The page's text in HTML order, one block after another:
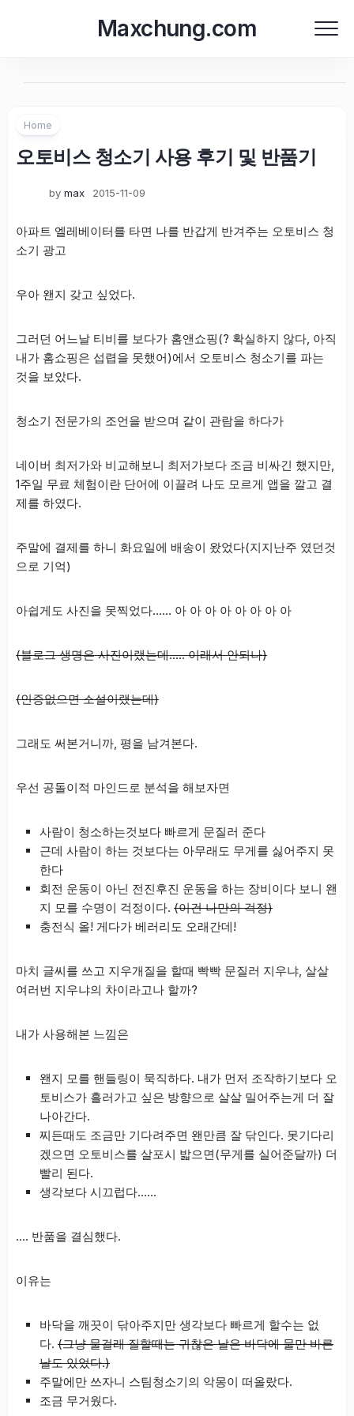
Maxchung.com
Home
오토비스 청소기 사용 후기 및 반품기
by max 2015-11-09
아파트 엘레베이터를 타면 나를 반갑게 반겨주는 오토비스 청
소기 광고
우아 왠지 갖고 싶었다.
그러던 어느날 티비를 보다가 홈앤쇼핑(? 확실하지 않다, 아직
내가 홈쇼핑은 섭렵을 못했어)에서 오토비스 청소기를 파는
것을 보았다.
청소기 전문가의 조언을 받으며 같이 관람을 하다가
네이버 최저가와 비교해보니 최저가보다 조금 비싸긴 했지만,
1주일 무료 체험이란 단어에 이끌려 나도 모르게 앱을 깔고 결
제를 하였다.
주말에 결제를 하니 화요일에 배송이 왔었다(지지난주 였던것
으로 기억)
아쉽게도 사진을 못찍었다…… 아 아 아 아 아 아 아 아
(블로그 생명은 사진이랬는데….. 이래서 안되나)
(인증없으면 소설이랬는데)
그래도 써본거니까, 평을 남겨본다.
우선 공돌이적 마인드로 분석을 해보자면
사람이 청소하는것보다 빠르게 문질러 준다
근데 사람이 하는 것보다는 아무래도 무게를 싫어주지 못
한다
회전 운동이 아닌 전진후진 운동을 하는 장비이다 보니 왠
지 모를 수명이 걱정이다. (이건 나만의 걱정)
충전식 올! 게다가 베러리도 오래간데!
마치 글씨를 쓰고 지우개질을 할때 빡빡 문질러 지우냐, 살살
여러번 지우냐의 차이라고나 할까?
내가 사용해본 느낌은
왠지 모를 핸들링이 묵직하다. 내가 먼저 조작하기보다 오
토비스가 흘러가고 싶은 방향으로 살살 밀어주는게 더 잘
나아간다.
찌든때도 조금만 기다려주면 왠만큼 잘 닦인다. 못기다리
겠으면 오토비스를 살포시 밟으면(무게를 실어준달까) 더
빨리 된다.
생각보다 시끄럽다……
…. 반품을 결심했다.
이유는
바닥을 깨끗이 닦아주지만 생각보다 빠르게 할수는 없
다. (그냥 물걸래 질할때는 귀찮은 날은 바닥에 물만 바른
날도 있었다.)
주말에만 쓰자니 스팀청소기의 악몽이 떠올랐다.
조금 무거웠다.